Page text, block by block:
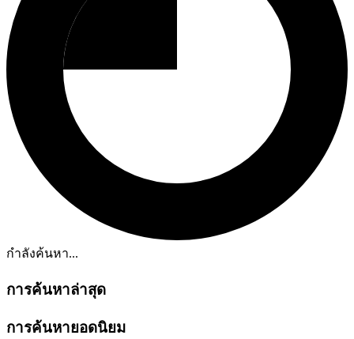
กำลังค้นหา...
การค้นหาล่าสุด
การค้นหายอดนิยม